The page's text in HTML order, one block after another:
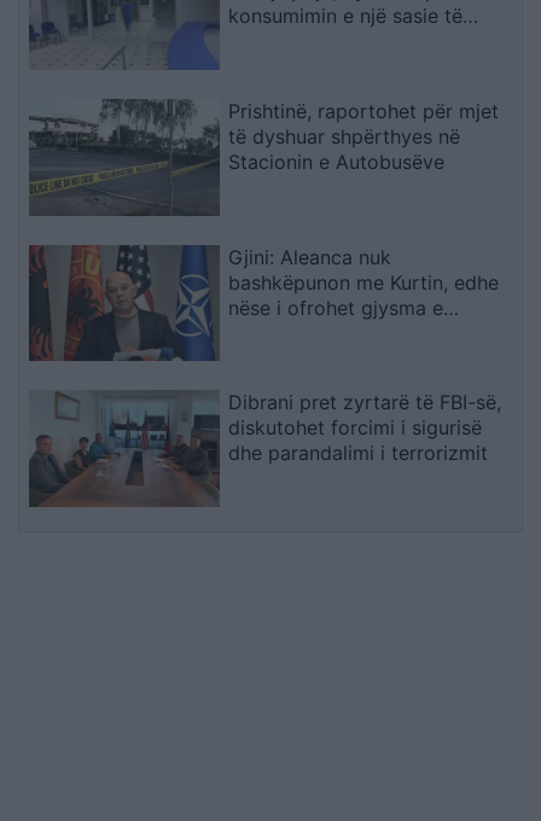
konsumimin e një sasie të
Prishtinë, raportohet për mjet
të dyshuar shpërthyes në
Stacionin e Autobusëve
Gjini: Aleanca nuk
bashkëpunon me Kurtin, edhe
nëse i ofrohet gjysma e
Dibrani pret zyrtarë të FBI-së,
diskutohet forcimi i sigurisë
dhe parandalimi i terrorizmit